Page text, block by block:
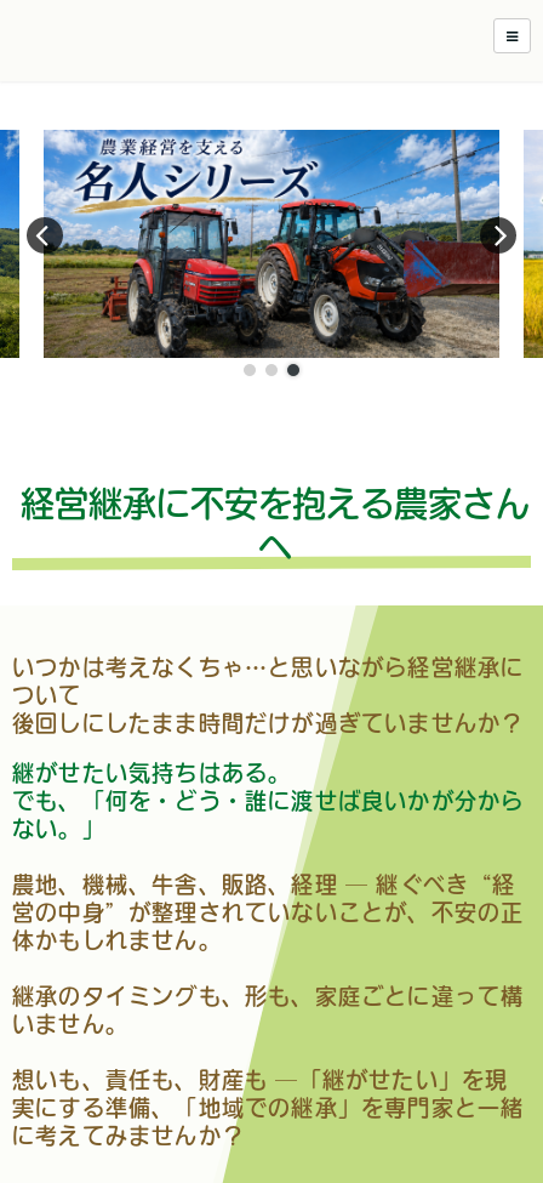
経営継承に不安を抱える農家さん
へ
いつかは考えなくちゃ…と思いながら経営継承に
ついて
後回しにしたまま時間だけが過ぎていませんか？
継がせたい気持ちはある。
でも、「何を・どう・誰に渡せば良いかが分から
ない。」
農地、機械、牛舎、販路、経理 ─ 継ぐべき“経
営の中身”が整理されていないことが、不安の正
体かもしれません。
継承のタイミングも、形も、家庭ごとに違って構
いません。
想いも、責任も、財産も ─「継がせたい」を現
実にする準備、
「地域での継承」 を専門家と一緒
に考えてみませんか？